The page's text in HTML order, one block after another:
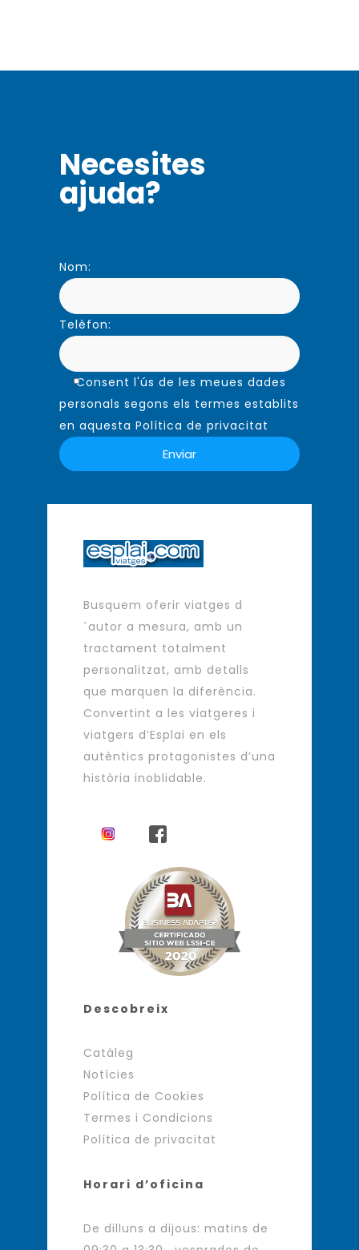
Necesites
ajuda?
Nom:
Telèfon:
Consent l'ús de les meues dades
personals segons els termes establits
en aquesta Política de privacitat
Busquem oferir viatges d
´autor a mesura, amb un
tractament totalment
personalitzat, amb detalls
que marquen la diferència.
Convertint a les viatgeres i
viatgers d’Esplai en els
autèntics protagonistes d’una
història inoblidable.
Descobreix
Catàleg
Notícies
Política de Cookies
Termes i Condicions
Política de privacitat
Horari d’oficina
De dilluns a dijous: matins de